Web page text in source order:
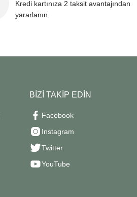
Kredi kartınıza 2 taksit avantajından
yararlanın.
BİZİ TAKİP EDİN
Facebook
Instagram
Twitter
YouTube